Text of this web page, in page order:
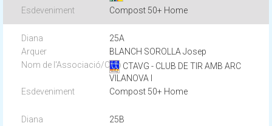
Compost 50+ Home
25A
BLANCH SOROLLA Josep
CTAVG - CLUB DE TIR AMB ARC
VILANOVA I
Compost 50+ Home
25B